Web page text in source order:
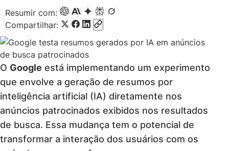
Resumir com:
Compartilhar:
O Google está implementando um experimento
que envolve a geração de resumos por
inteligência artificial (IA) diretamente nos
anúncios patrocinados exibidos nos resultados
de busca. Essa mudança tem o potencial de
transformar a interação dos usuários com os